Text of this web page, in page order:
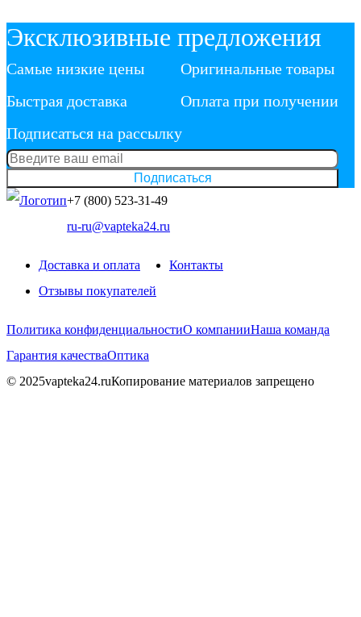
Эксклюзивные предложения
Самые низкие цены
Быстрая доставка
Оригинальные товары
Оплата при получении
Подписаться на рассылку
Подписаться
+7 (800) 523-31-49
ru-ru@vapteka24.ru
Доставка и оплата
Отзывы покупателей
Контакты
Политика конфиденциальностиО компанииНаша команда
Гарантия качестваОптика
© 2025vapteka24.ruКопирование материалов запрещено